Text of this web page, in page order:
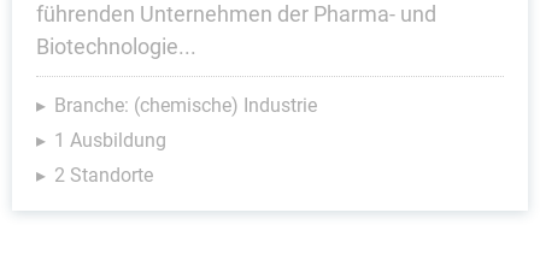
führenden Unternehmen der Pharma- und
Biotechnologie...
Branche: (chemische) Industrie
1 Ausbildung
2 Standorte